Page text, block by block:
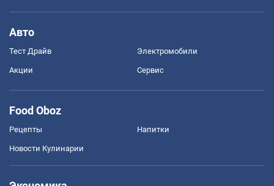
Авто
Тест Драйв Электромобили
Акции Сервис
Food Oboz
Рецепты Напитки
Новости Кулинарии